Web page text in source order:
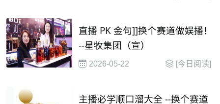
直播 PK 金句]]换个赛道做娱播！
--星牧集团（宣）
2026-05-22 [今日阅读]
主播必学顺口溜大全 --换个赛道